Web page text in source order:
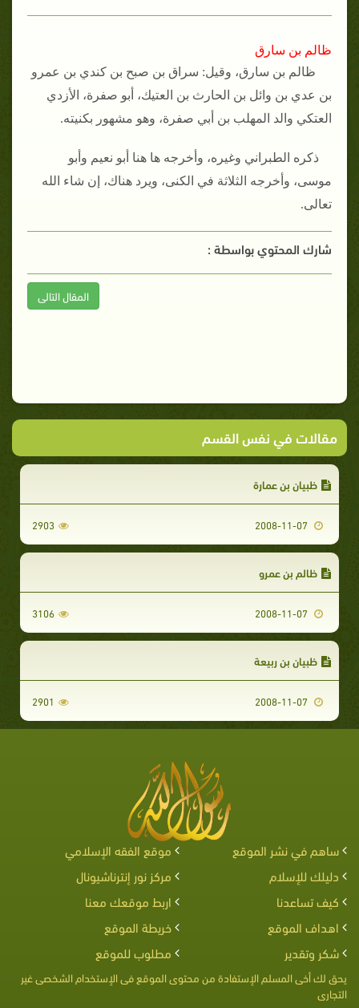
ظالم بن سارق
ظالم بن سارق، وقيل‏:‏ سراق بن صبح بن كندي بن عمرو
بن عدي بن وائل بن الحارث بن العتيك، أبو صفرة، الأزدي
العتكي والد المهلب بن أبي صفرة، وهو مشهور بكنيته‏.‏
ذكره الطبراني وغيره، وأخرجه ها هنا أبو نعيم وأبو
موسى، وأخرجه الثلاثة في الكنى، ويرد هناك، إن شاء الله
تعالى‏.‏
شارك المحتوي بواسطة :
المقال التالى
مقالات في نفس القسم
ظبيان بن عمارة
2903
ظالم بن عمرو
3106
ظبيان بن ربيعة
2901
ساهم في نشر الموقع
موقع الفقه الإسلامي
دليلك للإسلام
مركز نور إنترناشيونال
كيف تساعدنا
اربط موقعك معنا
اهداف الموقع
خريطة الموقع
شكر وتقدير
مطلوب للموقع
يحق لك أخى المسلم الإستفادة من محتوى الموقع فى الإستخدام الشخصى غير
التجارى